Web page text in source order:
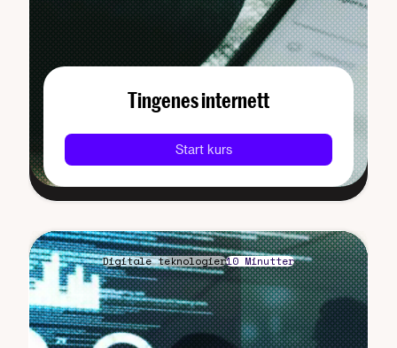
Tingenes internett
Start kurs
Digitale teknologier10 Minutter